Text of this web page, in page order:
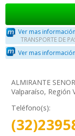
Ver mas
TRANSPORTE DE
Ver mas
ALMIRANTE
Valparaíso, Región
Teléfono(s):